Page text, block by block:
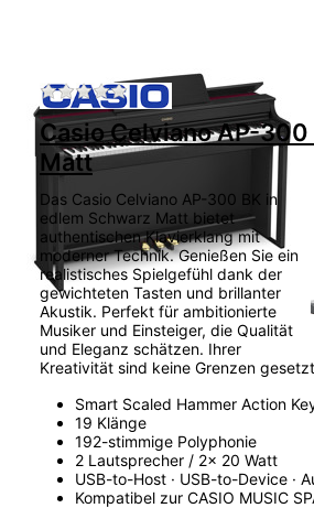
Zu diesem Produkt
Casio Celviano AP-300
Matt
Das Casio Celviano AP-300 BK in
edlem Schwarz Matt bietet
authentischen Klavierklang mit
moderner Technik. Genießen Sie ein
realistisches Spielgefühl dank der
gewichteten Tasten und brillanter
Akustik. Perfekt für ambitionierte
Musiker und Einsteiger, die Qualität
und Eleganz schätzen. Ihrer
Kreativität sind keine Grenzen
Smart Scaled Hammer Action
19 Klänge
192-stimmige Polyphonie
2 Lautsprecher / 2x 20 Watt
USB-to-Host · USB-to-Device ·
Kompatibel zur CASIO MUSIC